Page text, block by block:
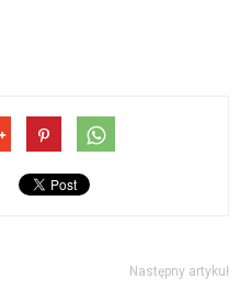
Następny artykuł